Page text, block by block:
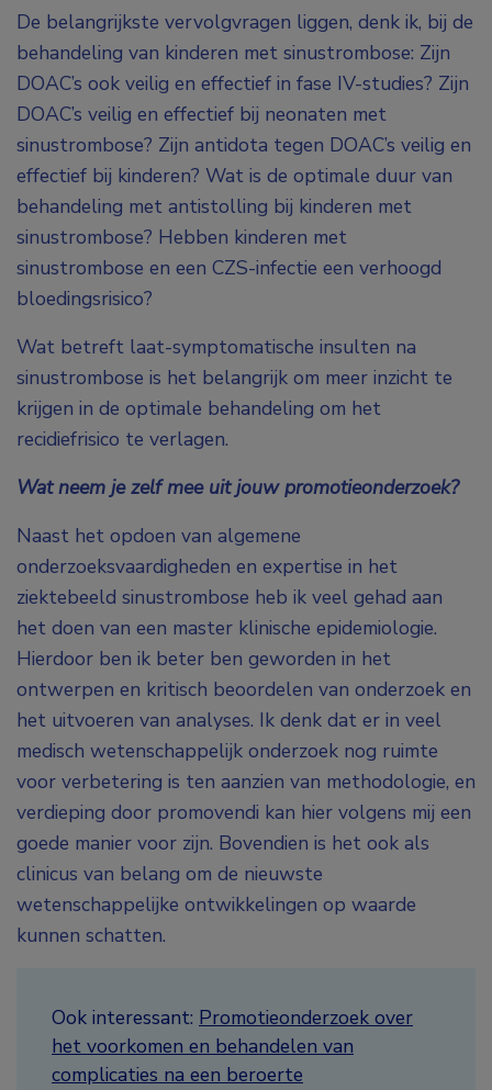
De belangrijkste vervolgvragen liggen, denk ik, bij de
behandeling van kinderen met sinustrombose: Zijn
DOAC’s ook veilig en effectief in fase IV-studies? Zijn
DOAC’s veilig en effectief bij neonaten met
sinustrombose? Zijn antidota tegen DOAC’s veilig en
effectief bij kinderen? Wat is de optimale duur van
behandeling met antistolling bij kinderen met
sinustrombose? Hebben kinderen met
sinustrombose en een CZS-infectie een verhoogd
bloedingsrisico?
Wat betreft laat-symptomatische insulten na
sinustrombose is het belangrijk om meer inzicht te
krijgen in de optimale behandeling om het
recidiefrisico te verlagen.
Wat neem je zelf mee uit jouw promotieonderzoek?
Naast het opdoen van algemene
onderzoeksvaardigheden en expertise in het
ziektebeeld sinustrombose heb ik veel gehad aan
het doen van een master klinische epidemiologie.
Hierdoor ben ik beter ben geworden in het
ontwerpen en kritisch beoordelen van onderzoek en
het uitvoeren van analyses. Ik denk dat er in veel
medisch wetenschappelijk onderzoek nog ruimte
voor verbetering is ten aanzien van methodologie, en
verdieping door promovendi kan hier volgens mij een
goede manier voor zijn. Bovendien is het ook als
clinicus van belang om de nieuwste
wetenschappelijke ontwikkelingen op waarde
kunnen schatten.
Ook interessant: Promotieonderzoek over
het voorkomen en behandelen van
complicaties na een beroerte